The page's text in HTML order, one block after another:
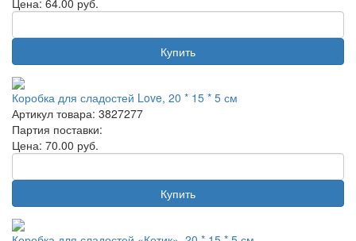
Купить
Коробка для сладостей Love, 20 * 15 * 5 см
Артикул товара: 3827277
Партия поставки:
Цена: 70.00 руб.
Купить